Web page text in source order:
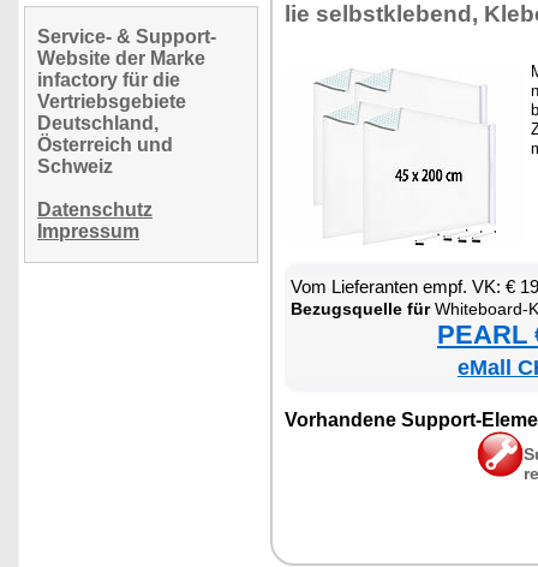
Service- & Support-
Website der Marke
infactory für die
Vertriebsgebiete
Deutschland,
Österreich und
Schweiz
Datenschutz
Impressum
lie selbst­kle­bend,
Vom Lie­fe­ran­ten empf. VK: €
Be­zugs­quel­le fürWhi­te­board-
PEARL
eMall
Vor­han­de­ne Sup­port-